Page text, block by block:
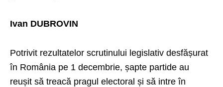
Ivan DUBROVIN
Potrivit rezultatelor scrutinului legislativ desfășurat
în România pe 1 decembrie, șapte partide au
reușit să treacă pragul electoral și să intre în